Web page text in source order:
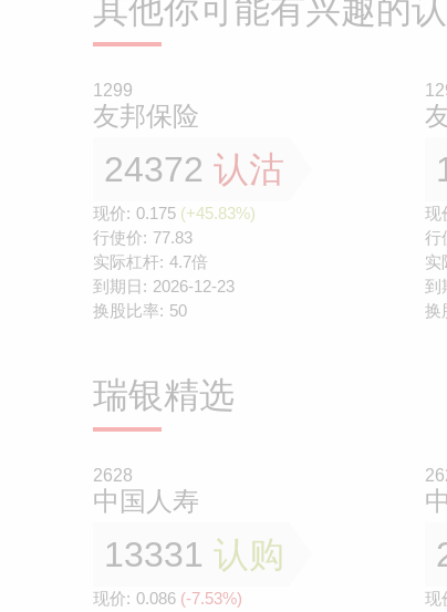
其他你可能有兴趣的
1299
友邦保险
24372 认沽
现价: 0.175 (+45.83%)
行使价: 77.83
实际杠杆: 4.7倍
到期日: 2026-12-23
换股比率: 50
现
行
实
到
换
瑞银精选
2628
中国人寿
13331 认购
现价: 0.086 (-7.53%)
现